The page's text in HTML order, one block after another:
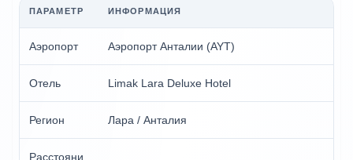
ПАРАМЕТР ИНФОРМАЦИЯ
Аэропорт Аэропорт Анталии (AYT)
Отель Limak Lara Deluxe Hotel
Регион Лара / Анталия
Расстояни